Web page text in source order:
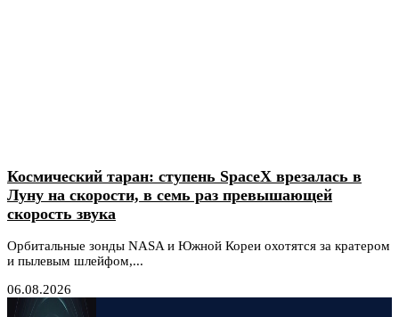
Космический таран: ступень SpaceX врезалась в
Луну на скорости, в семь раз превышающей
скорость звука
Орбитальные зонды NASA и Южной Кореи охотятся за кратером
и пылевым шлейфом,...
06.08.2026